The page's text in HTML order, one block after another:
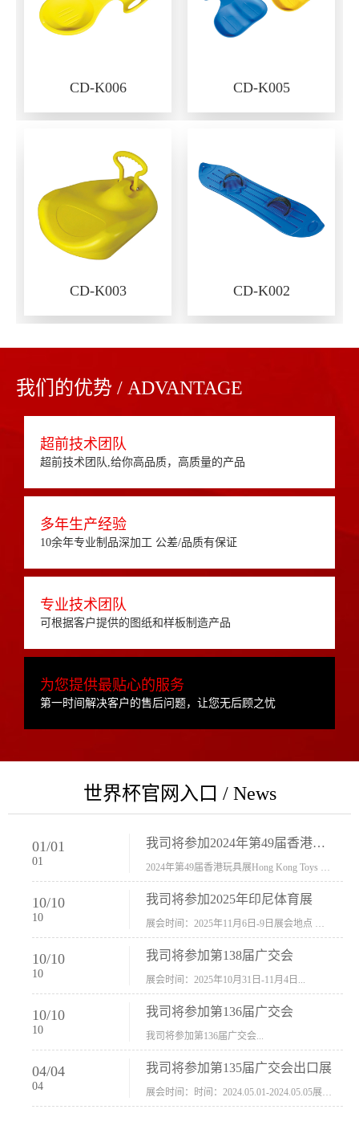
CD-K006 CD-K005
CD-K003 CD-K002
我们的优势 / ADVANTAGE
超前技术团队
超前技术团队,给你高品质，高质量的产品
多年生产经验
10余年专业制品深加工 公差/品质有保证
专业技术团队
可根据客户提供的图纸和样板制造产品
为您提供最贴心的服务
第一时间解决客户的售后问题，让您无后顾之忧
世界杯官网入口 / News
01/01
01
我司将参加2024年第49届香港玩具展Hong Kong Toys & Games Fair 欢迎新···
10/10
10
我司将参加2025年印尼体育展
10/10
10
我司将参加第138届广交会
展会时间：2025年10月31日-11月4日...
10/10
10
我司将参加第136届广交会
我司将参加第136届广交会...
04/04
04
我司将参加第135届广交会出口展
展会时间：时间：2024.05.01-2024.05.05展会地址：中国进出口商品交易会展馆福建康莱宝公司展位号12.1G37-38、H11-12，浙江康莱宝展位号17.1B23-24、C19-20...